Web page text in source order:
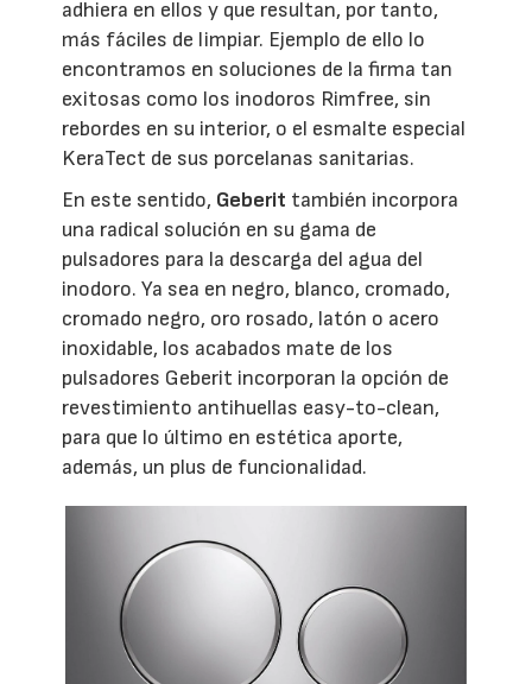
adhiera en ellos y que resultan, por tanto,
más fáciles de limpiar. Ejemplo de ello lo
encontramos en soluciones de la firma tan
exitosas como los inodoros Rimfree, sin
rebordes en su interior, o el esmalte especial
KeraTect de sus porcelanas sanitarias.
En este sentido, Geberit también incorpora
una radical solución en su gama de
pulsadores para la descarga del agua del
inodoro. Ya sea en negro, blanco, cromado,
cromado negro, oro rosado, latón o acero
inoxidable, los acabados mate de los
pulsadores Geberit incorporan la opción de
revestimiento antihuellas easy-to-clean,
para que lo último en estética aporte,
además, un plus de funcionalidad.